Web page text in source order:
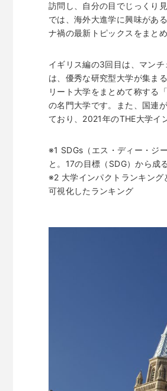
訪問し、自分の目でじっくり
では、海外大進学に興味があ
ナ禍の最新トピックスをまと
イギリス編の3回目は、マン
は、優秀な研究型大学が集ま
リート大学をまとめて称する
の名門大学です。また、国連
ており、2021年のTHE大学イ
※1 SDGs（エス・ディー・ジ
と。17の目標（SDG）から成る
※2 大学インパクトランキング
可視化したランキング